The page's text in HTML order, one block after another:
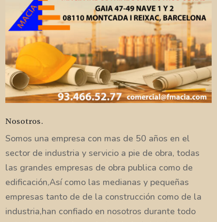
Nosotros.
Somos una empresa con mas de 50 años en el
sector de industria y servicio a pie de obra, todas
las grandes empresas de obra publica como de
edificación,Así como las medianas y pequeñas
empresas tanto de de la construcción como de la
industria,han confiado en nosotros durante todo